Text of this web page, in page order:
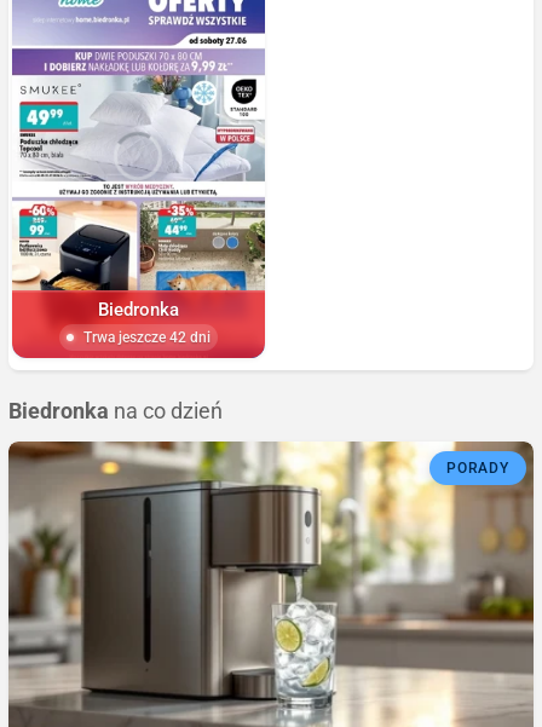
Biedronka
Trwa jeszcze 42 dni
Biedronka na co dzień
PORADY